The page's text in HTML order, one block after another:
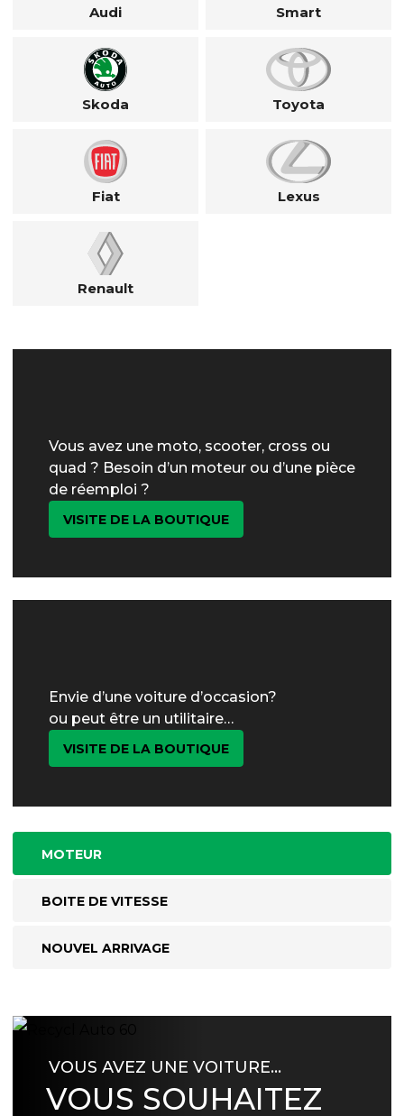
Audi Smart
Skoda Toyota
Fiat Lexus
Renault
Vous avez une moto, scooter, cross ou
quad ? Besoin d’un moteur ou d’une pièce
de réemploi ?
VISITE DE LA BOUTIQUE
Envie d’une voiture d’occasion?
ou peut être un utilitaire…
VISITE DE LA BOUTIQUE
MOTEUR
BOITE DE VITESSE
NOUVEL ARRIVAGE
VOUS AVEZ UNE VOITURE…
VOUS SOUHAITEZ